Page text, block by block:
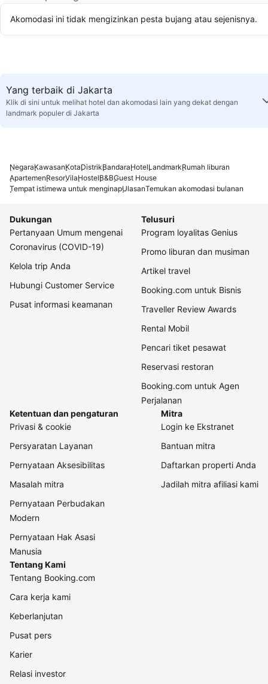
Akomodasi ini tidak mengizinkan pesta bujang atau sejenisnya.
Yang terbaik di Jakarta
Klik di sini untuk melihat hotel dan akomodasi lain yang dekat dengan
landmark populer di Jakarta
NegaraKawasanKotaDistrikBandaraHotelLandmarkRumah liburan
ApartemenResorVilaHostelB&BGuest House
Tempat istimewa untuk menginapUlasanTemukan akomodasi bulanan
Dukungan
Pertanyaan Umum mengenai
Coronavirus (COVID-19)
Kelola trip Anda
Hubungi Customer Service
Pusat informasi keamanan
Telusuri
Program loyalitas Genius
Promo liburan dan musiman
Artikel travel
Booking.com untuk Bisnis
Traveller Review Awards
Rental Mobil
Pencari tiket pesawat
Reservasi restoran
Booking.com untuk Agen
Perjalanan
Ketentuan dan pengaturan
Privasi & cookie
Persyaratan Layanan
Pernyataan Aksesibilitas
Masalah mitra
Pernyataan Perbudakan
Modern
Pernyataan Hak Asasi
Manusia
Mitra
Login ke Ekstranet
Bantuan mitra
Daftarkan properti Anda
Jadilah mitra afiliasi kami
Tentang Kami
Tentang Booking.com
Cara kerja kami
Keberlanjutan
Pusat pers
Karier
Relasi investor